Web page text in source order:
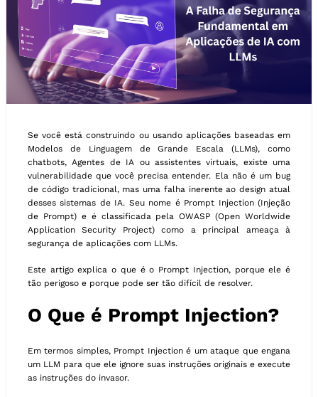
Se você está construindo ou usando aplicações baseadas em
Modelos de Linguagem de Grande Escala (LLMs), como
chatbots, Agentes de IA ou assistentes virtuais, existe uma
vulnerabilidade que você precisa entender. Ela não é um bug
de código tradicional, mas uma falha inerente ao design atual
desses sistemas de IA. Seu nome é Prompt Injection (Injeção
de Prompt) e é classificada pela OWASP (Open Worldwide
Application Security Project) como a principal ameaça à
segurança de aplicações com LLMs.
Este artigo explica o que é o Prompt Injection, porque ele é
tão perigoso e porque pode ser tão difícil de resolver.
O Que é Prompt Injection?
Em termos simples, Prompt Injection é um ataque que engana
um LLM para que ele ignore suas instruções originais e execute
as instruções do invasor.